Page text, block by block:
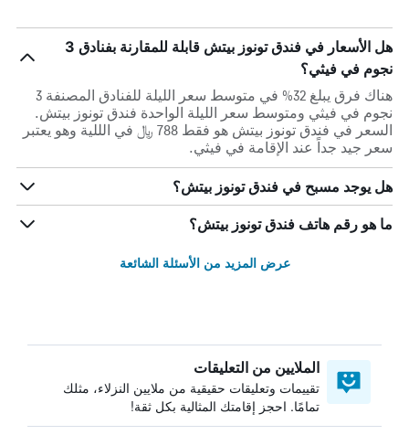
هل الأسعار في فندق تونوز بيتش قابلة للمقارنة بفنادق 3
نجوم في فيثي؟
هناك فرق يبلغ 32% في متوسط ​​سعر الليلة للفنادق المصنفة 3
نجوم في فيثي ومتوسط ​​سعر الليلة الواحدة فندق تونوز بيتش.
السعر في فندق تونوز بيتش هو فقط 788 ﷼ في الللية وهو يعتبر
سعر جيد جداً عند الإقامة في فيثي.
هل يوجد مسبح في فندق تونوز بيتش؟
ما هو رقم هاتف فندق تونوز بيتش؟
عرض المزيد من الأسئلة الشائعة
الملايين من التعليقات
تقييمات وتعليقات حقيقية من ملايين النزلاء، مثلك
تمامًا. احجز إقامتك المثالية بكل ثقة!